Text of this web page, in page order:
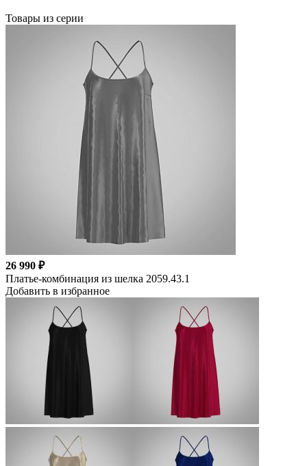
Товары из серии
26 990 ₽
Платье-комбинация из шелка 2059.43.1
Добавить в избранное